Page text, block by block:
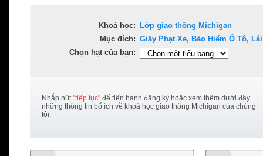
Khoá học:
Mục đích:
Chọn hạt của bạn:
Lớp giao thông Michigan
Giấy Phạt Xe, Bảo Hiểm Ô Tô,
Nhắp nút"tiếp tục" để tiến hành đăng ký hoặc xem thêm dưới đây
những thông tin bổ ích về khoá học giao thông Michigan của chúng
tôi.